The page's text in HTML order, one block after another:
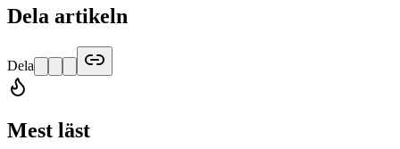
Dela artikeln
Dela
Mest läst